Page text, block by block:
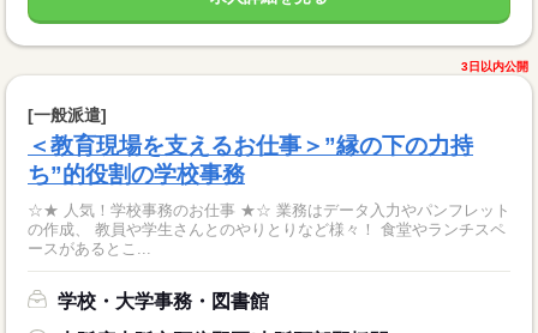
3日以内公開
[一般派遣]
＜教育現場を支えるお仕事＞”縁の下の力持
ち”的役割の学校事務
☆★ 人気！学校事務のお仕事 ★☆ 業務はデータ入力やパンフレット
の作成、 教員や学生さんとのやりとりなど様々！ 食堂やランチスペ
ースがあるとこ...
学校・大学事務・図書館